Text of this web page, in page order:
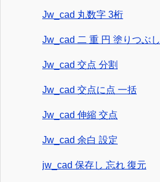
Jw_cad 丸数字 3桁
Jw_cad 二 重 円 塗りつぶし
Jw_cad 交点 分割
Jw_cad 交点に点 一括
Jw_cad 伸縮 交点
Jw_cad 余白 設定
jw_cad 保存し 忘れ 復元